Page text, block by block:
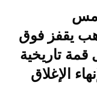
اليوم 13/11: الذهب يقفز فوق
قمة تاريخية
الإغلاق